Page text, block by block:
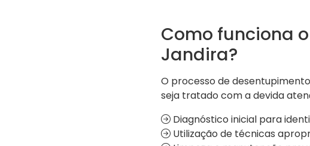
Como funciona
Jandira?
O processo de
seja tratado com a devida
Diagnóstico inicial para
Utilização de técnicas